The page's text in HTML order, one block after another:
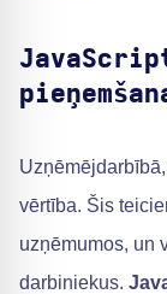
vērtība. Šis
uzņēmumos, un
darbiniekus.